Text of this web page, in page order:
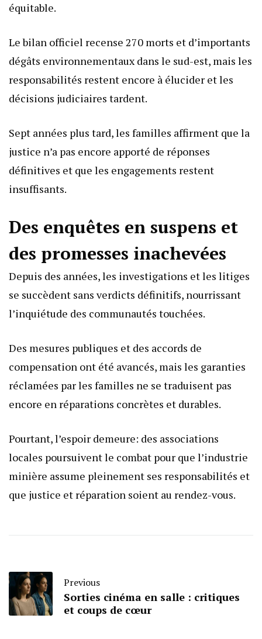
équitable.
Le bilan officiel recense 270 morts et d’importants
dégâts environnementaux dans le sud-est, mais les
responsabilités restent encore à élucider et les
décisions judiciaires tardent.
Sept années plus tard, les familles affirment que la
justice n’a pas encore apporté de réponses
définitives et que les engagements restent
insuffisants.
Des enquêtes en suspens et
des promesses inachevées
Depuis des années, les investigations et les litiges
se succèdent sans verdicts définitifs, nourrissant
l’inquiétude des communautés touchées.
Des mesures publiques et des accords de
compensation ont été avancés, mais les garanties
réclamées par les familles ne se traduisent pas
encore en réparations concrètes et durables.
Pourtant, l’espoir demeure: des associations
locales poursuivent le combat pour que l’industrie
minière assume pleinement ses responsabilités et
que justice et réparation soient au rendez-vous.
Previous
Sorties cinéma en salle : critiques
et coups de cœur